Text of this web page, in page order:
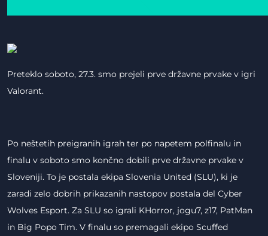
Preteklo soboto, 27.3. smo prejeli prve državne prvake v igri
Valorant.
Po neštetih preigranih igrah ter po napetem polfinalu in
finalu v soboto smo končno dobili prve državne prvake v
Sloveniji. To je postala ekipa Slovenia United (SLU), ki je
zaradi zelo dobrih prikazanih nastopov postala del Cyber
Wolves Esport. Za SLU so igrali KHorror, jogu7, z17, PatMan
in Big Popo Tim. V finalu so premagali ekipo Scuffed